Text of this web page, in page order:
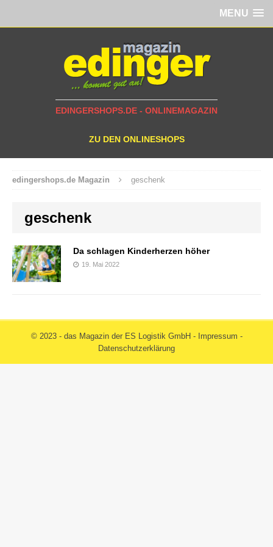
MENU
EDINGERSHOPS.DE - ONLINEMAGAZIN
ZU DEN ONLINESHOPS
edingershops.de Magazin geschenk
geschenk
Da schlagen Kinderherzen höher
19. Mai 2022
© 2023 - das Magazin der ES Logistik GmbH - Impressum -
Datenschutzerklärung